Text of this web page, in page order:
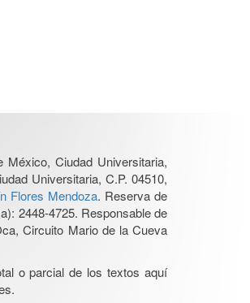
Ciudad Universitaria,
Universitaria, C.P. 04510,
Flores Mendoza. Reserva de
2448-4725. Responsable de
Circuito Mario de la Cueva
o parcial de los textos aquí